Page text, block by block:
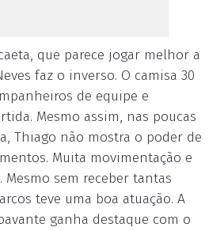
que parece jogar melhor a
faz o inverso. O camisa 30
de equipe e
Mesmo assim, nas poucas
Thiago não mostra o poder de
Muita movimentação e
sem receber tantas
teve uma boa atuação. A
ganha destaque com o